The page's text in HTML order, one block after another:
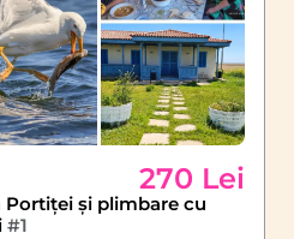
270 Lei
Portiței și plimbare cu
#1